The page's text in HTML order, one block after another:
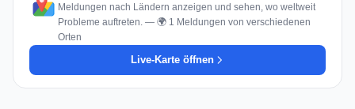
Meldungen nach Ländern anzeigen und sehen, wo weltweit
Probleme auftreten. — 🌍 1 Meldungen von verschiedenen
Orten
Live-Karte öffnen